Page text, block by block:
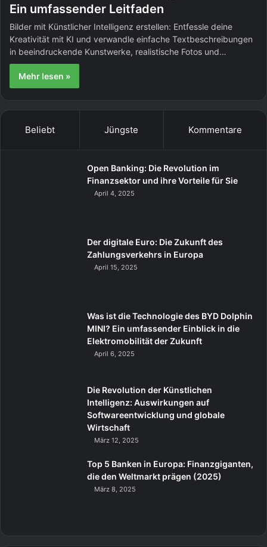
Ein umfassender Leitfaden
Bilder mit Künstlicher Intelligenz erstellen: Entfessle deine
Kreativität mit KI und verwandle einfache Textbeschreibungen
in beeindruckende Kunstwerke, realistische Fotos und…
Mehr lesen »
Beliebt Jüngste Kommentare
Open Banking: Die Revolution im
Finanzsektor und ihre Vorteile für Sie
April 4, 2025
Der digitale Euro: Die Zukunft des
Zahlungsverkehrs in Europa
April 15, 2025
Was ist die Technologie des BYD Dolphin
MINI? Ein umfassender Einblick in die
Elektromobilität der Zukunft
April 6, 2025
Die Revolution der Künstlichen
Intelligenz: Auswirkungen auf
Softwareentwicklung und globale
Wirtschaft
März 12, 2025
Top 5 Banken in Europa: Finanzgiganten,
die den Weltmarkt prägen (2025)
März 8, 2025